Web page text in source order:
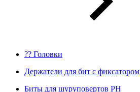
?? Головки
Держатели для бит с фиксатором
Биты для шуруповертов PH